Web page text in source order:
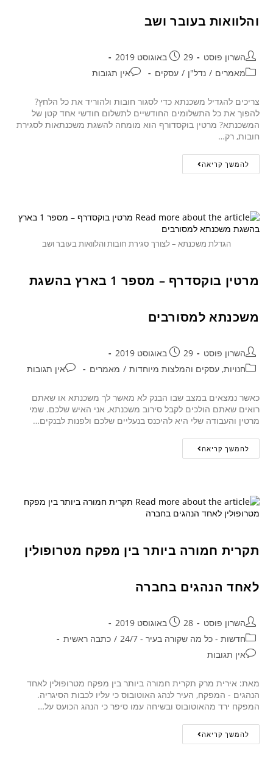
והלוואות בעובר ושב
השרון פוסט
29 באוגוסט 2019
מאמרים / נדל"ן / עסקים אין תגובות
צריכים להגדיל משכנתא כדי לסגור חובות ולהוריד את כל הלחץ?
להפוך את כל התשלומים החודשיים לתשלום חודשי אחד קטן של
המשכנתא? מרטין בוקסדורף הוא מומחה להשגת משכנתאות לסגירת
חובות, רק…
להמשך קריאה
הגדלת משכנתא – לצורך סגירת חובות והלוואות בעובר ושב
מרטין בוקסדרף – מספר 1 בארץ בהשגת
משכנתא למסורבים
השרון פוסט
29 באוגוסט 2019
חנויות, עסקים והמלצות מיוחדות / מאמרים אין תגובות
כאשר נמצאים במצב שבו הבנק לא מאשר לך משכנתא או שאתם
רואים שאתם הולכים לקבל סירוב משכנתא, אני האיש שלכם. שמי
מרטין והעבודה שלי היא להיכנס בנעליים שלכם ולפנות לבנקים…
להמשך קריאה
תקרית חמורה ביותר בין מפקח מטרופולין
לאחד הנהגים בחברה
השרון פוסט
28 באוגוסט 2019
חדשות - כל מה שקורה בעיר - 24/7
/ כתבה ראשית
אין תגובות
מאת: אירית מרק תקרית חמורה ביותר בין מפקח מטרופולין לאחד
הנהגים - המפקח, העיר לנהג האוטובוס כי עליו לכבות הסיגריה.
המפקח ירד מהאוטובוס ובשיחה עמו סיפר כי הנהג הכועס על…
להמשך קריאה